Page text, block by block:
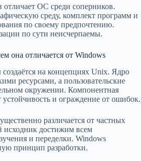
отличает ОС среди соперников.
среду, комплект программ и
по своему предпочтению.
по сути неисчерпаемы.
она отличается от Windows
на концепциях Unix. Ядро
ресурсами, а пользовательские
окружении. Компонентная
устойчивость и ограждение от ошибок.
различается от частных
достижим всем
и переделки. Windows
принцип разработки.